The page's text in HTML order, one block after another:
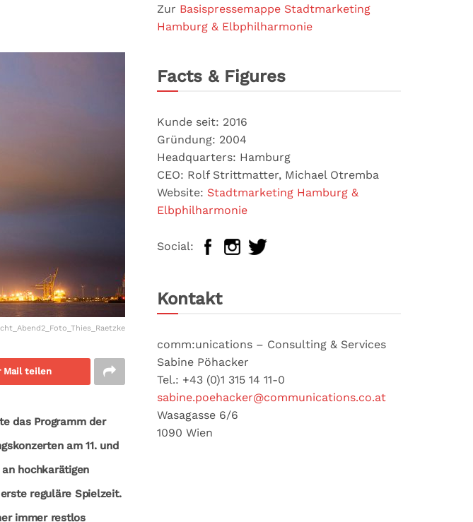
Mail teilen
das Programm der
am 11. und
hochkarätigen
reguläre Spielzeit.
immer restlos
Zur Basispressemappe Stadtmarketing
Hamburg & Elbphilharmonie
Facts & Figures
Kunde seit: 2016
Gründung: 2004
Headquarters: Hamburg
CEO: Rolf Strittmatter, Michael Otremba
Website: Stadtmarketing Hamburg &
Elbphilharmonie
Social:
Kontakt
comm:unications – Consulting & Services
Sabine Pöhacker
Tel.: +43 (0)1 315 14 11-0
sabine.poehacker@communications.co.at
Wasagasse 6/6
1090 Wien